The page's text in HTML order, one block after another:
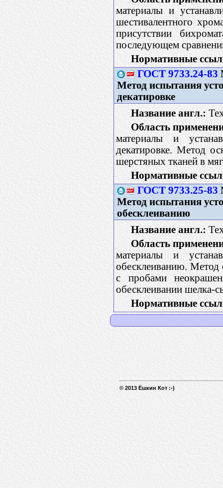
материалы и
шестивалентного
присутствии
последующем
Нормативные
ГОСТ 9733.24-83
Метод испытания
декатировке
Название англ.:
Область
материалы и
декатировке. Метод
шерстяных тканей в
Нормативные
ГОСТ 9733.25-83
Метод испытания
обесклеиванию
Название англ.:
Область
материалы и
обесклеиванию. Метод
с пробами
обесклеивании шелка-
Нормативные
© 2013 Ёшкин Кот :-)